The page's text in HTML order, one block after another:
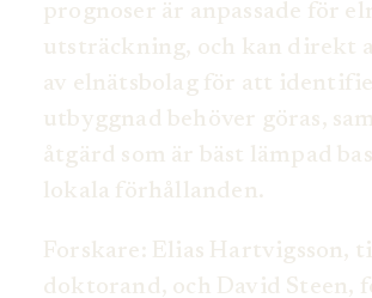
prognoser är anpassade för
utsträckning, och kan direkt
av elnätsbolag för att
utbyggnad behöver göras,
åtgärd som är bäst lämpad
lokala förhållanden.
Forskare: Elias Hartvigsson,
doktorand, och David Steen,